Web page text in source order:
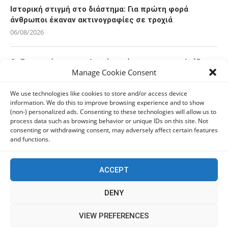
Manage Cookie Consent
We use technologies like cookies to store and/or access device
information. We do this to improve browsing experience and to show
(non-) personalized ads. Consenting to these technologies will allow us to
process data such as browsing behavior or unique IDs on this site. Not
consenting or withdrawing consent, may adversely affect certain features
and functions.
ACCEPT
DENY
VIEW PREFERENCES
Ιστορική στιγμή στο διάστημα: Για πρώτη φορά
άνθρωποι έκαναν ακτινογραφίες σε τροχιά
06/08/2026
Οι Ευρωπαίοι καταναλωτές φαίνεται να «αγκαλιάζουν»
τα νέα Samsung Galaxy Z Fold8
Οι χρήστες Mac είναι περισσότερο εκτεθειμένοι σε
κυβερνοαπειλές αλλά λαμβάνουν λιγότερα μέτρα
προστασίας
Πόλη Χρυσοχούς: Σε εξέλιξη η ενοποίηση τεσσάρων
αρχαιολογικών χώρων (εικόνες)
This website uses cookies to improve your experience. We'll